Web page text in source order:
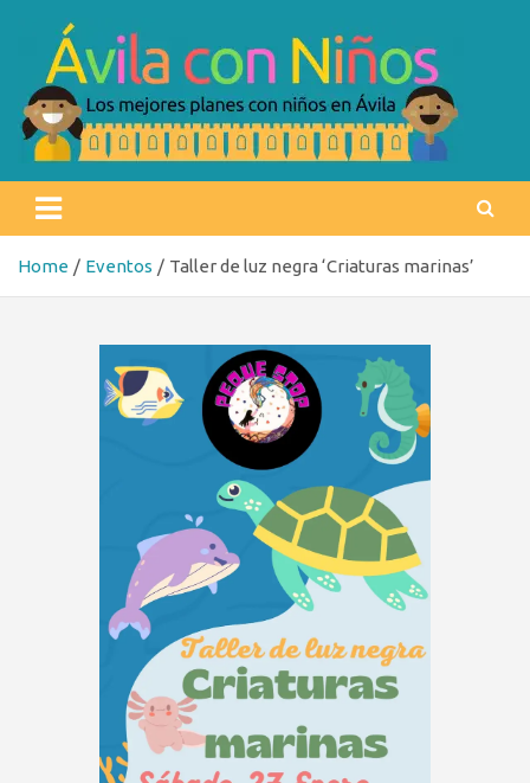
content
Ávila con niños
Home Eventos Taller de luz negra ‘Criaturas marinas’